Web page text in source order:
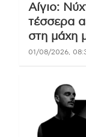
Αίγιο:
τέσσερα
στη μάχη
01/08/2026,